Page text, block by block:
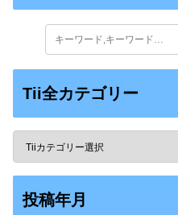
Tii全カテゴリー
投稿年月